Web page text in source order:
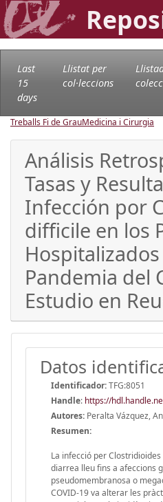
Last
15
days
Llistat per
col·leccions
Treballs Fi de GrauMedicina i Cirurgia
Análisis
Tasas y
Infección por
difficile en los
Pandemia del
Estudio en
Datos
Identificador:TFG:8051
Handle: https://
Autores: Peralta Vázquez,
Resumen:
La infecció per
diarrea lleu fins a afeccions
pseudomembranosa o
COVID-19 va alterar les